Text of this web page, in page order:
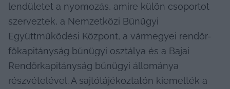
lendületet a nyomozás, amire külön csoportot
szerveztek, a Nemzetközi Bűnügyi
Együttműködési Központ, a vármegyei rendőr-
főkapitányság bűnügyi osztálya és a Bajai
Rendőrkapitányság bűnügyi állománya
részvételével. A sajtótájékoztatón kiemelték a